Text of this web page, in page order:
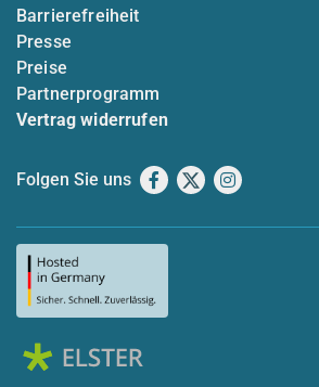
Barrierefreiheit
Presse
Preise
Partnerprogramm
Vertrag widerrufen
Folgen Sie uns Facebook
X Instagram